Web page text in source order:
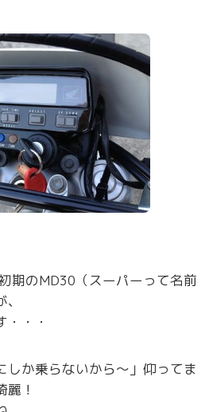
期のMD30（スーパーって名前
・・
しか乗らないから～」仰ってま
！